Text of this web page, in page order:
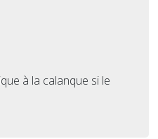
à la calanque si le